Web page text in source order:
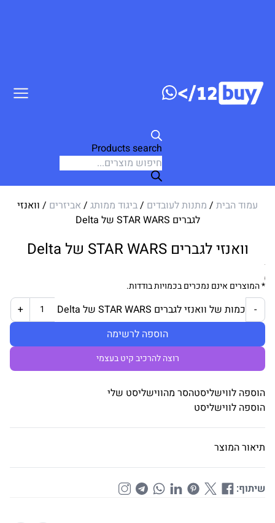
Products search
עמוד הבית / מתנות לעובדים /ביגוד ממותג / אביזרים / וואנזי
לגברים STAR WARS של Delta
וואנזי לגברים STAR WARS של Delta
* המוצרים אינם נמכרים בכמויות בודדות.
- כמות של וואנזי לגברים STAR WARS של Delta
+
הוספה לרשימה
רוצה להרכיב קיט בעצמי
הוספה לווישליסטהסר מהווישליסט שלי
הוספה לווישליסט
תיאור המוצר
שיתוף: